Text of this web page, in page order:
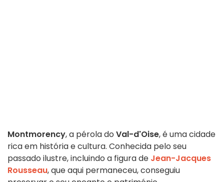
Montmorency, a pérola do Val-d'Oise, é uma cidade
rica em história e cultura. Conhecida pelo seu
passado ilustre, incluindo a figura de Jean-Jacques
Rousseau, que aqui permaneceu, conseguiu